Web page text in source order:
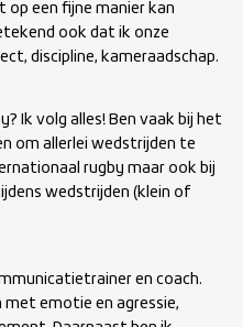
op een fijne manier kan
ook dat ik onze
discipline, kameraadschap.
Ik volg alles! Ben vaak bij het
om allerlei wedstrijden te
rugby maar ook bij
wedstrijden (klein of
en coach.
met emotie en agressie,